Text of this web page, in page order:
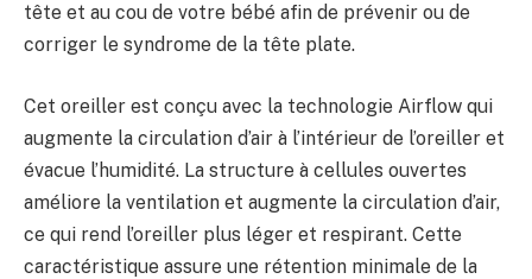
tête et au cou de votre bébé afin de prévenir ou de
corriger le syndrome de la tête plate.
Cet oreiller est conçu avec la technologie Airflow qui
augmente la circulation d’air à l’intérieur de l’oreiller et
évacue l’humidité. La structure à cellules ouvertes
améliore la ventilation et augmente la circulation d’air,
ce qui rend l’oreiller plus léger et respirant. Cette
caractéristique assure une rétention minimale de la